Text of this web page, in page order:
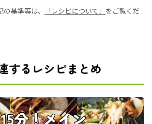
基準等は、
「レシピについて」 をご覧くだ
するレシピまとめ
15分！メイン